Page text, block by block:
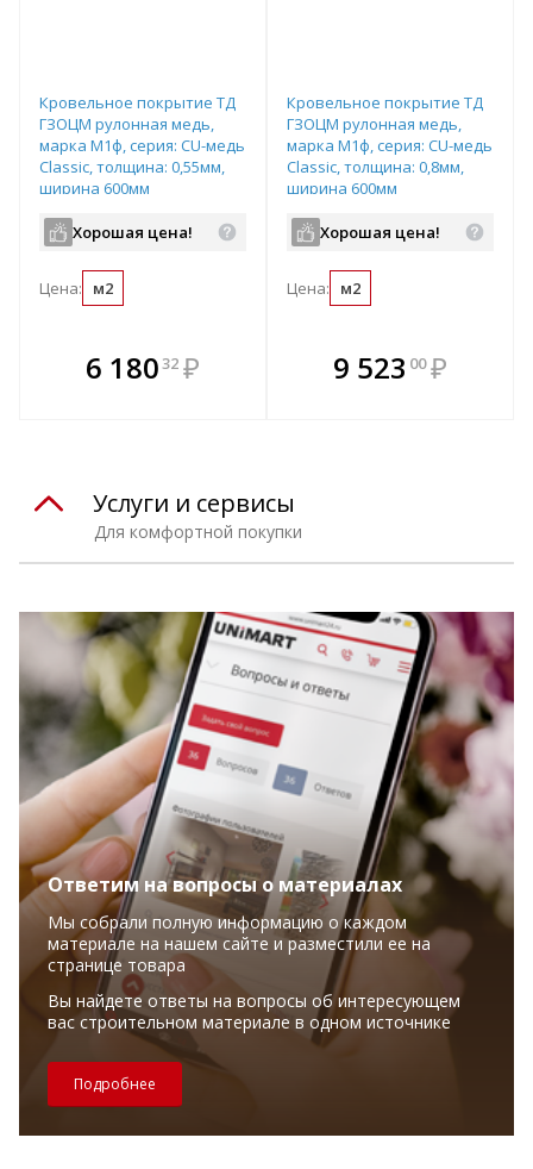
Кровельное покрытие ТД
ГЗОЦМ рулонная медь,
марка М1ф, серия: CU-медь
Classic, толщина: 0,55мм,
ширина 600мм
Хорошая цена!
Цена: м2
6 18032 ₽
В комплекте
всегда выгоднее!
Кровельное покрытие ТД
ГЗОЦМ рулонная медь,
марка М1ф, серия: CU-медь
Classic, толщина: 0,8мм,
ширина 600мм
Хорошая цена!
Цена: м2
В комплекте
всегда выгоднее!
9 523 00 ₽
Для комфортной покупки
Услуги и сервисы
Ответим на вопросы о материалах
Мы собрали полную информацию о каждом
материале на нашем сайте и разместили ее на
странице товара
Вы найдете ответы на вопросы об интересующем
вас строительном материале в одном источнике
Подробнее